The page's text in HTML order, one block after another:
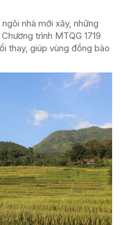
nhà mới xây, những
trình MTQG 1719
thay, giúp vùng đồng bào